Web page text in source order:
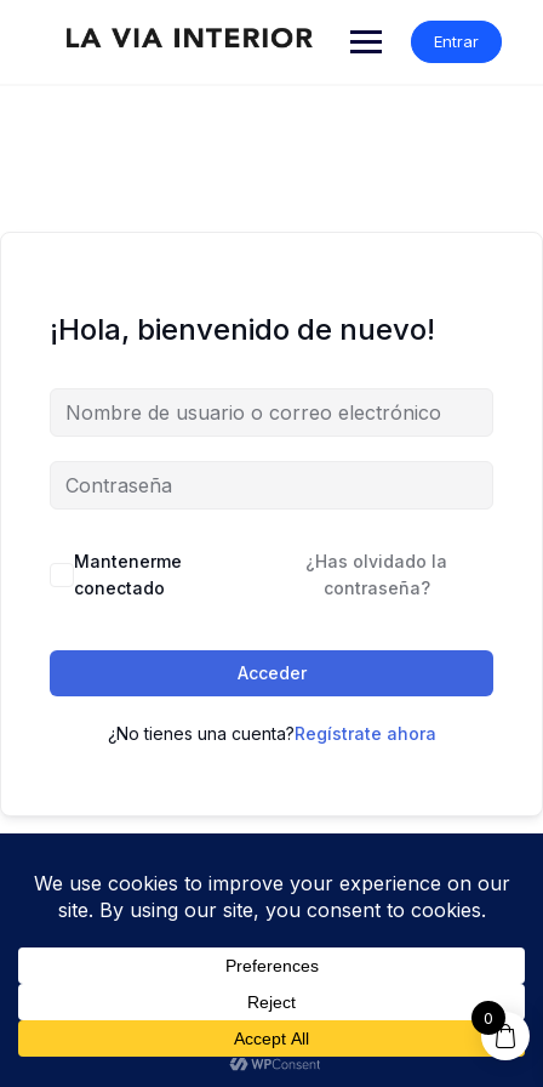
Entrar
¡Hola, bienvenido de nuevo!
Mantenerme
conectado
¿Has olvidado la
contraseña?
Acceder
¿No tienes una cuenta?Regístrate ahora
0